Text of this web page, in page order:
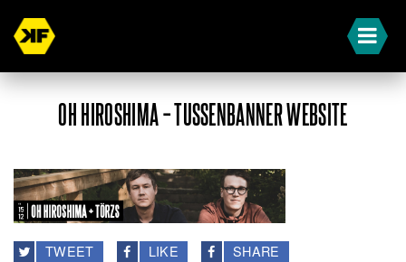
OH HIROSHIMA – TUSSENBANNER WEBSITE
TWEET LIKE SHARE